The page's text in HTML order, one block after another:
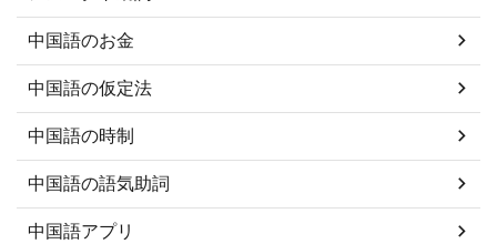
中国語のお金
中国語の仮定法
中国語の時制
中国語の語気助詞
中国語アプリ